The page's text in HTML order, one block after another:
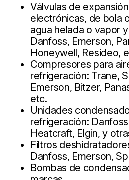
Válvulas de
electrónicas, de bola
agua helada o vapor
Danfoss, Emerson,
Honeywell, Resideo,
Compresores para
refrigeración: Trane,
Emerson, Bitzer,
etc.
Unidades
refrigeración:
Heatcraft, Elgin, y
Filtros
Danfoss, Emerson,
Bombas de